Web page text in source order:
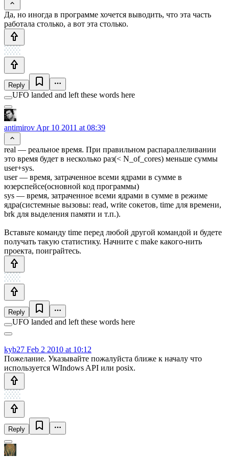
Да, но иногда в программе хочется выводить, что эта часть
работала столько, а вот эта столько.
Reply
UFO landed and left these words here
antimirov Apr 10 2011 at 08:39
real — реальное время. При правильном распараллеливании
это время будет в несколько раз(< N_of_cores) меньше суммы
user+sys.
user — время, затраченное всеми ядрами в сумме в
юзерспейсе(основной код программы)
sys — время, затраченное всеми ядрами в сумме в режиме
ядра(системные вызовы: read, write сокетов, time для времени,
brk для выделения памяти и т.п.).
Вставьте команду time перед любой другой командой и будете
получать такую статистику. Начните с make какого-нить
проекта, поиграйтесь.
Reply
UFO landed and left these words here
kyb27 Feb 2 2010 at 10:12
Пожелание. Указывайте пожалуйста ближе к началу что
используется WIndows API или posix.
Reply